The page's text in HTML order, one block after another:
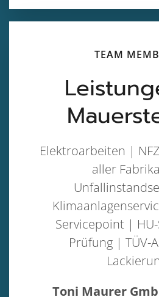
TEAM
Elektroarbeiten |
aller
Servicepoint | HU-
Prüfung | TÜV-
Toni Maurer